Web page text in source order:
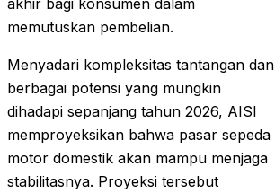
akhir bagi konsumen dalam
memutuskan pembelian.
Menyadari kompleksitas tantangan dan
berbagai potensi yang mungkin
dihadapi sepanjang tahun 2026, AISI
memproyeksikan bahwa pasar sepeda
motor domestik akan mampu menjaga
stabilitasnya. Proyeksi tersebut